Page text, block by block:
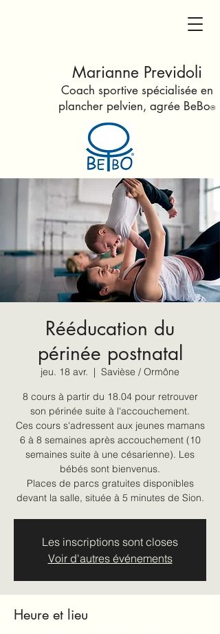
Marianne Previdoli
Coach sportive spécialisée en
plancher pelvien, agrée BeBo®
Rééducation du
périnée postnatal
jeu. 18 avr.
  |
Savièse / Ormône
8 cours à partir du 18.04 pour retrouver
son périnée suite à l'accouchement.
Ces cours s'adressent aux jeunes mamans
6 à 8 semaines après accouchement (10
semaines suite à une césarienne). Les
bébés sont bienvenus.
Places de parcs gratuites disponibles
devant la salle, située à 5 minutes de Sion.
Les inscriptions sont closes
Voir d'autres événements
Heure et lieu